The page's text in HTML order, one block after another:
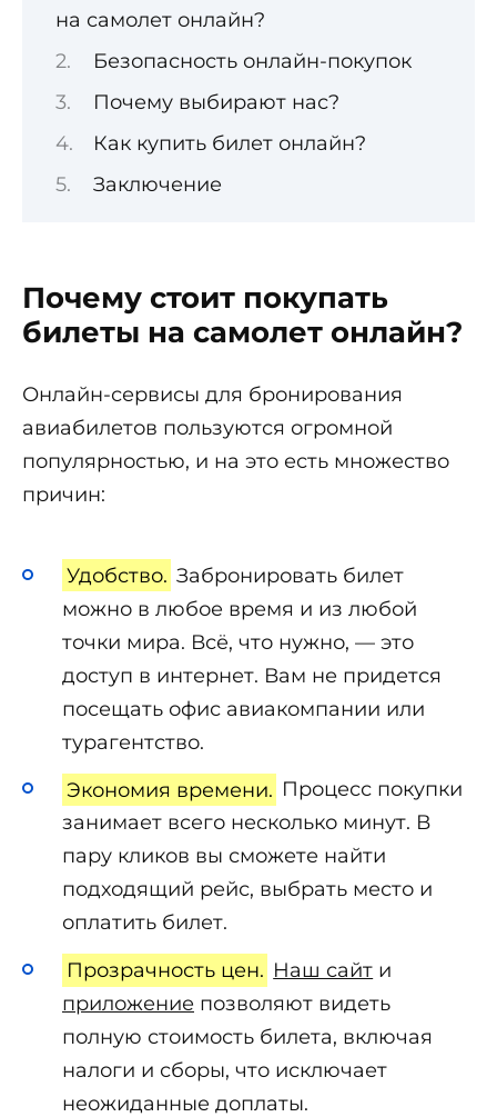
на самолет онлайн?
Безопасность онлайн-покупок
Почему выбирают нас?
Как купить билет онлайн?
Заключение
Почему стоит покупать
билеты на самолет онлайн?
Онлайн-сервисы для бронирования
авиабилетов пользуются огромной
популярностью, и на это есть множество
причин:
Удобство. Забронировать билет
можно в любое время и из любой
точки мира. Всё, что нужно, — это
доступ в интернет. Вам не придется
посещать офис авиакомпании или
турагентство.
Экономия времени. Процесс покупки
занимает всего несколько минут. В
пару кликов вы сможете найти
подходящий рейс, выбрать место и
оплатить билет.
Прозрачность цен. Наш сайт и
приложение позволяют видеть
полную стоимость билета, включая
налоги и сборы, что исключает
неожиданные доплаты.